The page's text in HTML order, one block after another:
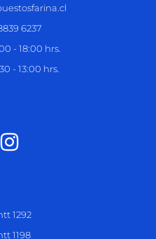
6237
- 18:00 hrs.
- 13:00 hrs.
1292
1198